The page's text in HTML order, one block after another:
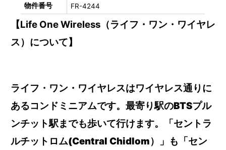
物件番号 FR-4244
【Life One Wireless（ライフ ・ ワン ・ ワイヤレ
ス）について】
ライフ・ワン・ワイヤレスはワイヤレス通りに
あるコンドミニアムです。最寄り駅のBTSプル
ンチット駅までも歩いて行けます。「セントラ
ルチットロム(Central Chidlom）」も「セン